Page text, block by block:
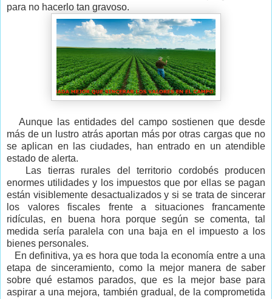
para no hacerlo tan gravoso.
Aunque las entidades del campo sostienen que desde
más de un lustro atrás aportan más por otras cargas que no
se aplican en las ciudades, han entrado en un atendible
estado de alerta.
Las tierras rurales del territorio cordobés producen
enormes utilidades y los impuestos que por ellas se pagan
están visiblemente desactualizados y si se trata de sincerar
los valores fiscales frente a situaciones francamente
ridículas, en buena hora porque según se comenta, tal
medida sería paralela con una baja en el impuesto a los
bienes personales.
En definitiva, ya es hora que toda la economía entre a una
etapa de sinceramiento, como la mejor manera de saber
sobre qué estamos parados, que es la mejor base para
aspirar a una mejora, también gradual, de la comprometida